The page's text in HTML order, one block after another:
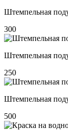
Штемпельная
300
Штемпельная
250
Штемпельная
500